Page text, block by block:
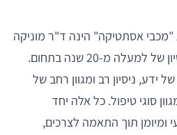
אסתטיקה" הינה ד"ר מוניקה
אלמן, רופאת עור בעלת ניסיון של למעלה מ-20 שנה בתחום.
ניסיון רב ומגוון רחב של
סוגי טיפול. כל אלה יחד
ומיומן תוך התאמה לצרכים,